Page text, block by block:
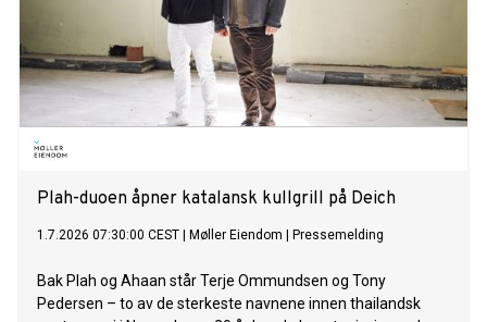
Plah-duoen åpner katalansk kullgrill på Deich
1.7.2026 07:30:00 CEST Møller Eiendom Pressemelding
Bak Plah og Ahaan står Terje Ommundsen og Tony
Pedersen – to av de sterkeste navnene innen thailandsk